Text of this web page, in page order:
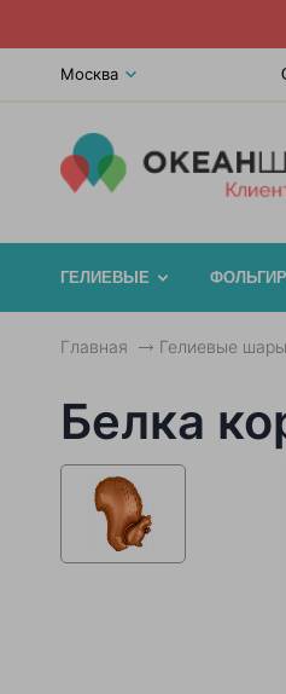
Москва
ГЕЛИЕВЫЕ
Главная Гелиевые шары
Белка